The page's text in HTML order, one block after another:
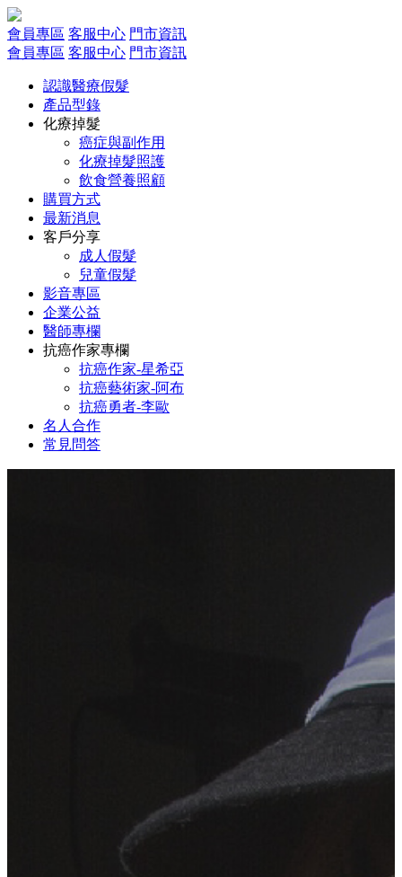
會員專區 客服中心 門市資訊
會員專區 客服中心 門市資訊
認識醫療假髮
產品型錄
化療掉髮
癌症與副作用
化療掉髮照護
飲食營養照顧
購買方式
最新消息
客戶分享
成人假髮
兒童假髮
影音專區
企業公益
醫師專欄
抗癌作家專欄
抗癌作家-星希亞
抗癌藝術家-阿布
抗癌勇者-李歐
名人合作
常見問答